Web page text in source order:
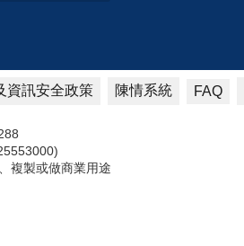
資訊安全政策 陳情系統 FAQ
複製或做商業用途